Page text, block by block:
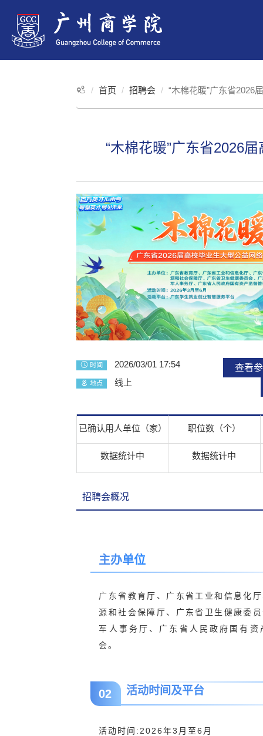
首页 招聘会 “木棉花暖”广东省2026
“木棉花暖”广东省2026
时间 2026/03/01 17:54
地点 线上
查看
已确认用人单位（家） 职位数（个）
数据统计中 数据统计中
招聘会概况
主办单位
广东省教育厅、广东省工业和信息化
源和社会保障厅、广东省卫生健康委
军人事务厅、广东省人民政府国有资
会。
02 活动时间及平台
活动时间:2026年3月至6月